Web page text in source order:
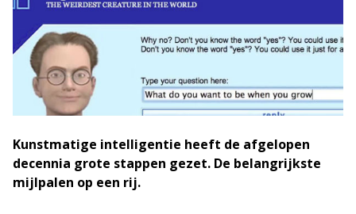
Kunstmatige intelligentie heeft de afgelopen
decennia grote stappen gezet. De belangrijkste
mijlpalen op een rij.